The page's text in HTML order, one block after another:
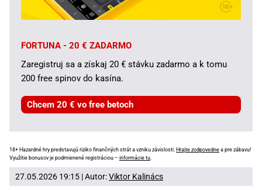
FORTUNA - 20 € ZADARMO
Zaregistruj sa a získaj 20 € stávku zadarmo a k tomu
200 free spinov do kasína.
Chcem 20 € vo free betoch
18+ Hazardné hry predstavujú riziko finančných strát a vzniku závislosti. Hrajte zodpovedne a pre zábavu!
Využitie bonusov je podmienené registráciou – informácie tu
27.05.2026 19:15 | Autor:Viktor Kalinács